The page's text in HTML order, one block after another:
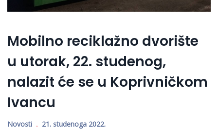
Mobilno reciklažno dvorište
u utorak, 22. studenog,
nalazit će se u Koprivničkom
Ivancu
Novosti 21. studenoga 2022.